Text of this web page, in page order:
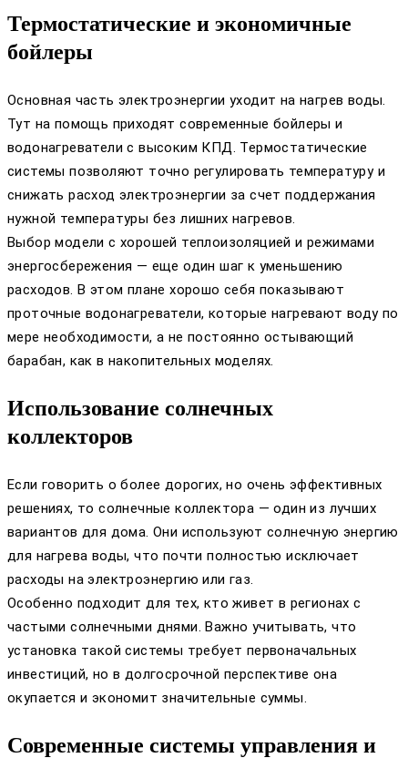
Термостатические и экономичные
бойлеры
Основная часть электроэнергии уходит на нагрев воды.
Тут на помощь приходят современные бойлеры и
водонагреватели с высоким КПД. Термостатические
системы позволяют точно регулировать температуру и
снижать расход электроэнергии за счет поддержания
нужной температуры без лишних нагревов.
Выбор модели с хорошей теплоизоляцией и режимами
энергосбережения — еще один шаг к уменьшению
расходов. В этом плане хорошо себя показывают
проточные водонагреватели, которые нагревают воду по
мере необходимости, а не постоянно остывающий
барабан, как в накопительных моделях.
Использование солнечных
коллекторов
Если говорить о более дорогих, но очень эффективных
решениях, то солнечные коллектора — один из лучших
вариантов для дома. Они используют солнечную энергию
для нагрева воды, что почти полностью исключает
расходы на электроэнергию или газ.
Особенно подходит для тех, кто живет в регионах с
частыми солнечными днями. Важно учитывать, что
установка такой системы требует первоначальных
инвестиций, но в долгосрочной перспективе она
окупается и экономит значительные суммы.
Современные системы управления и